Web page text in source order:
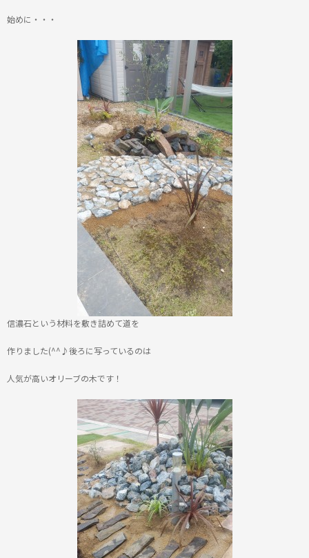
始めに・・・
信濃石という材料を敷き詰めて道を
作りました(^^♪後ろに写っているのは
人気が高いオリーブの木です！